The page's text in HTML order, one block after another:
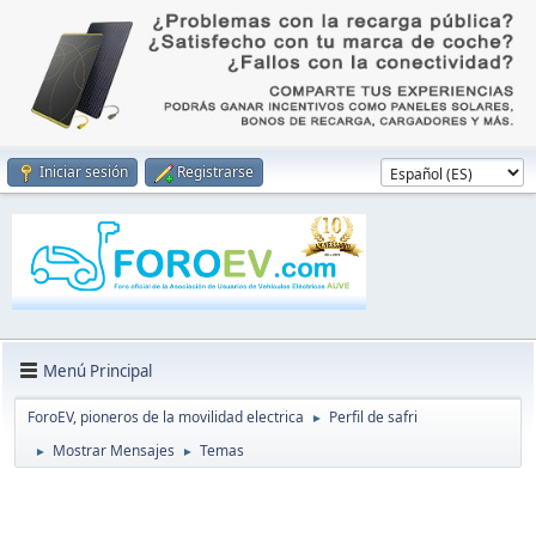
Iniciar sesión Registrarse
Menú Principal
ForoEV, pioneros de la movilidad electrica ► Perfil de safri
► Mostrar Mensajes ► Temas